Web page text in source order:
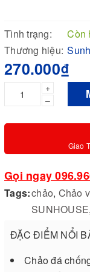
Tình trạng:
Còn
Thương hiệu:
270.000₫
+
–
Giao
Gọi ngay
Tags:chảo, Chảo
SUNHOUSE,
ĐẶC ĐIỂM NỔI
Chảo đá